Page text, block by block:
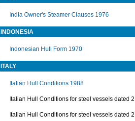
India Owner's Steamer Clauses 1976
INDONESIA
Indonesian Hull Form 1970
ITALY
Italian Hull Conditions 1988
Italian Hull Conditions for steel vessels dated
Italian Hull Conditions for steel vessels dated